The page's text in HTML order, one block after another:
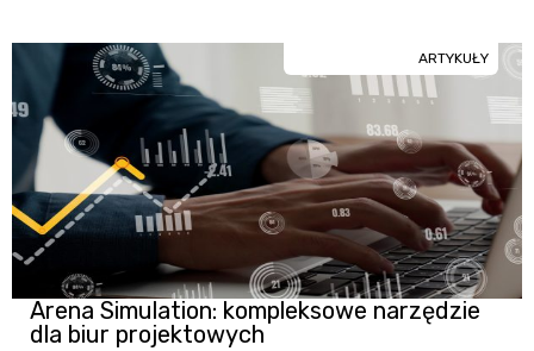
Arena Simulation: kompleksowe narzędzie
dla biur projektowych
ARTYKUŁY